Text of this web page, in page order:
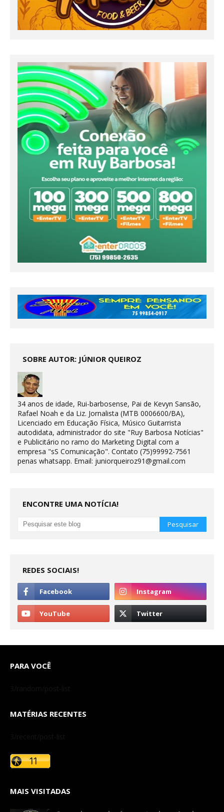
SOBRE AUTOR: JÚNIOR QUEIROZ
34 anos de idade, Rui-barbosense, Pai de Kevyn Sansão,
Rafael Noah e da Liz. Jornalista (MTB 0006600/BA),
Licenciado em Educação Física, Músico Guitarrista
autodidata, administrador do site "Ruy Barbosa Notícias"
e Publicitário no ramo do Marketing Digital com a
empresa "sS Comunicação". Contato (75)99992-7561
penas whatsapp. Email: juniorqueiroz91@gmail.com
ENCONTRE UMA NOTÍCIA!
REDES SOCIAIS!
PARA VOCÊ
3/random/post-list
MATÉRIAS RECENTES
3/recent/post-list
MAIS VISITADAS